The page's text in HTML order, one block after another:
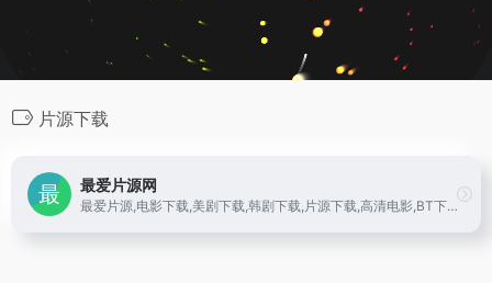
片源下载
最爱片源网
最爱片源,电影下载,美剧下载,韩剧下载,片源下载,高清电影,BT下载